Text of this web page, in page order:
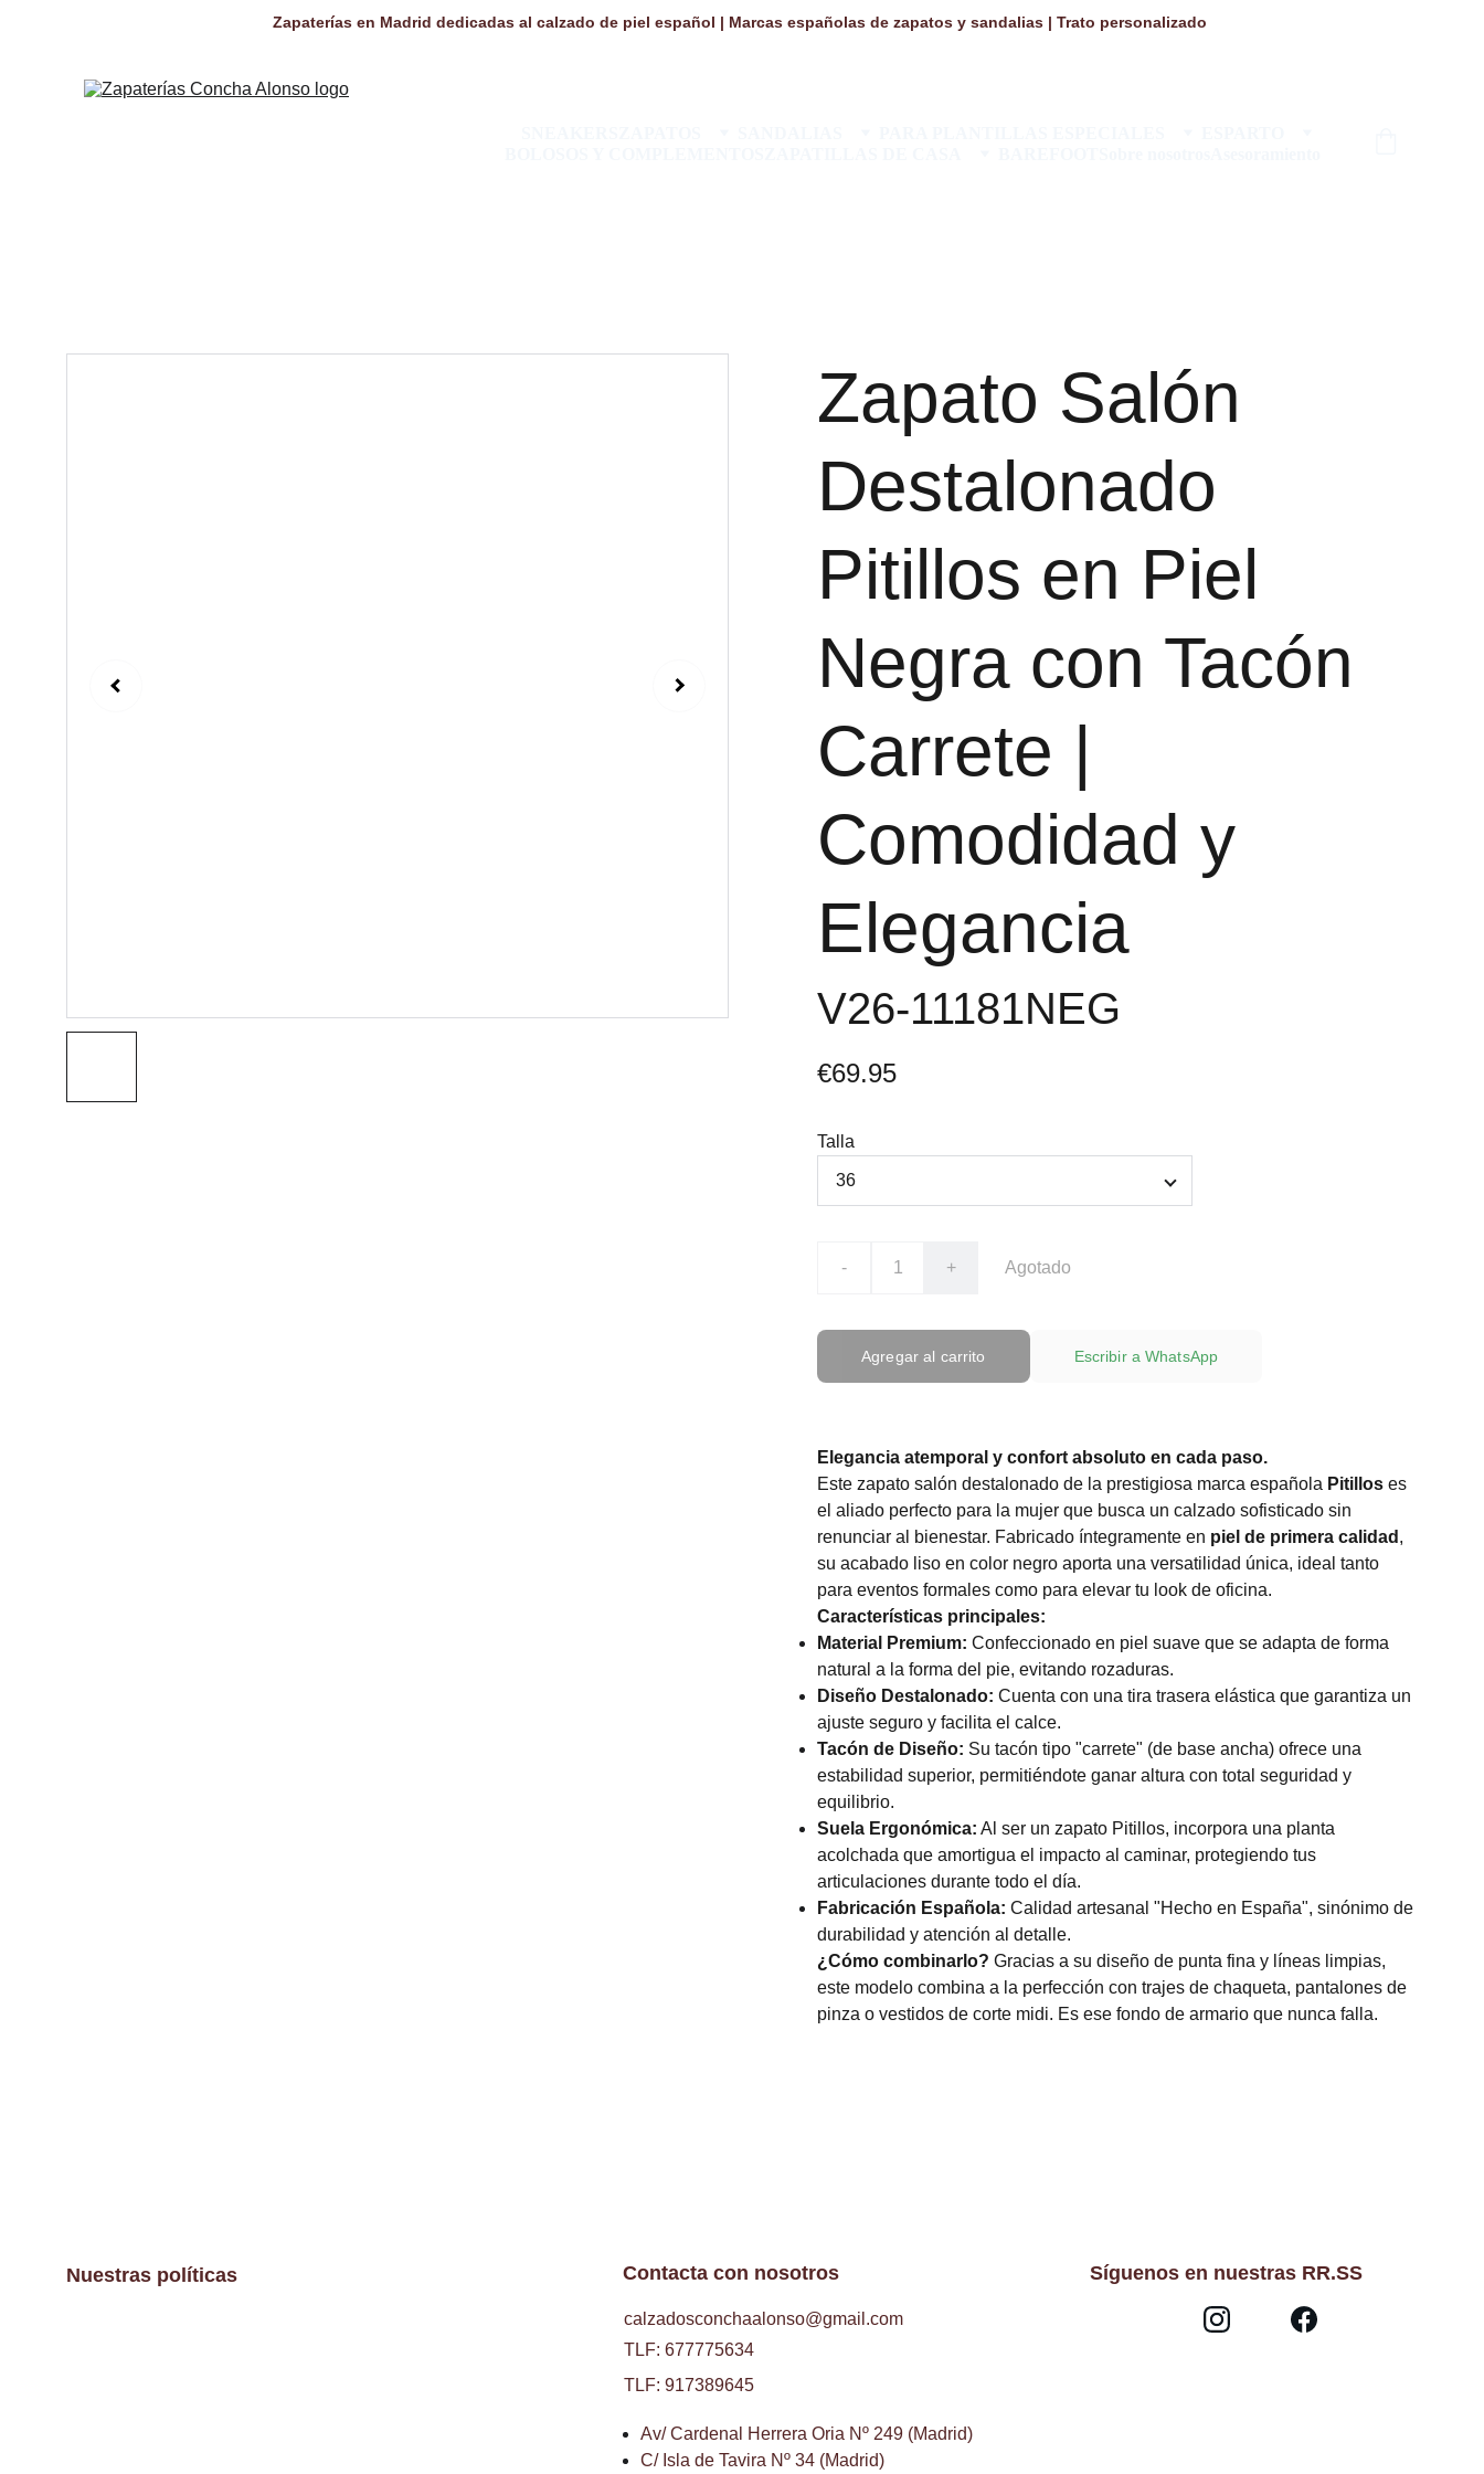
Zapaterías en Madrid dedicadas al calzado de piel español | Marcas españolas de zapatos y sandalias | Trato personalizado
Zapato Salón
Destalonado
Pitillos en Piel
Negra con Tacón
Carrete |
Comodidad y
Elegancia
V26-11181NEG
€69.95
Talla
- + Agotado
Agregar al carrito Escribir a WhatsApp
Elegancia atemporal y confort absoluto en cada paso.
Este zapato salón destalonado de la prestigiosa marca española Pitillos es
el aliado perfecto para la mujer que busca un calzado sofisticado sin
renunciar al bienestar. Fabricado íntegramente en piel de primera calidad ,
su acabado liso en color negro aporta una versatilidad única, ideal tanto
para eventos formales como para elevar tu look de oficina.
Características principales:
Material Premium: Confeccionado en piel suave que se adapta de forma
natural a la forma del pie, evitando rozaduras.
Diseño Destalonado: Cuenta con una tira trasera elástica que garantiza un
ajuste seguro y facilita el calce.
Tacón de Diseño: Su tacón tipo "carrete" (de base ancha) ofrece una
estabilidad superior, permitiéndote ganar altura con total seguridad y
equilibrio.
Suela Ergonómica: Al ser un zapato Pitillos, incorpora una planta
acolchada que amortigua el impacto al caminar, protegiendo tus
articulaciones durante todo el día.
Fabricación Española: Calidad artesanal "Hecho en España", sinónimo de
durabilidad y atención al detalle.
¿Cómo combinarlo? Gracias a su diseño de punta fina y líneas limpias,
este modelo combina a la perfección con trajes de chaqueta, pantalones de
pinza o vestidos de corte midi. Es ese fondo de armario que nunca falla.
Contacta con nosotros
calzadosconchaalonso@gmail.com
Síguenos en nuestras RR.SS
Nuestras políticas
TLF: 677775634
TLF: 917389645
Av/ Cardenal Herrera Oria Nº 249 (Madrid)
C/ Isla de Tavira Nº 34 (Madrid)